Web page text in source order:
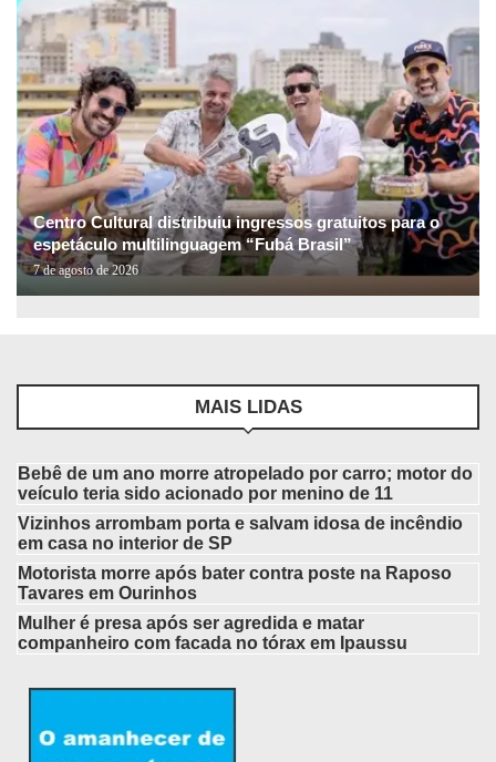
Centro Cultural distribuiu ingressos gratuitos para o
espetáculo multilinguagem “Fubá Brasil”
7 de agosto de 2026
MAIS LIDAS
Bebê de um ano morre atropelado por carro; motor do
veículo teria sido acionado por menino de 11
Vizinhos arrombam porta e salvam idosa de incêndio
em casa no interior de SP
Motorista morre após bater contra poste na Raposo
Tavares em Ourinhos
Mulher é presa após ser agredida e matar
companheiro com facada no tórax em Ipaussu